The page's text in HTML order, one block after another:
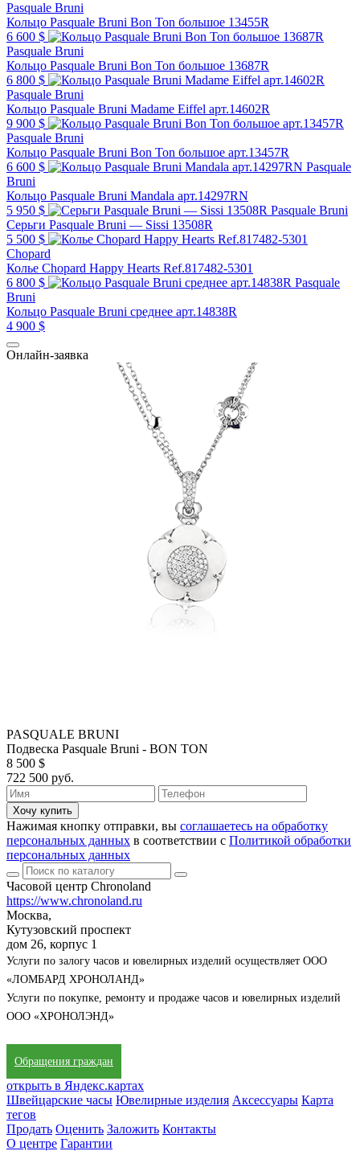
Pasquale Bruni
Кольцо Pasquale Bruni Bon Ton большое 13455R
6 600 $
Pasquale Bruni
Кольцо Pasquale Bruni Bon Ton большое 13687R
6 800 $
Pasquale Bruni
Кольцо Pasquale Bruni Madame Eiffel арт.14602R
9 900 $
Pasquale Bruni
Кольцо Pasquale Bruni Bon Ton большое арт.13457R
6 600 $
Pasquale
Bruni
Кольцо Pasquale Bruni Mandala арт.14297RN
5 950 $
Pasquale Bruni
Серьги Pasquale Bruni — Sissi 13508R
5 500 $
Chopard
Колье Chopard Happy Hearts Ref.817482-5301
6 800 $
Pasquale
Bruni
Кольцо Pasquale Bruni среднее арт.14838R
4 900 $
Онлайн-заявка
PASQUALE BRUNI
Подвеска Pasquale Bruni - BON TON
8 500 $
722 500 руб.
Хочу купить
Нажимая кнопку отправки, вы соглашаетесь на обработку
персональных данных в соответствии с Политикой обработки
персональных данных
Часовой центр Chronoland
https://www.chronoland.ru
Москва,
Кутузовский проспект
дом 26, корпус 1
Услуги по залогу часов и ювелирных изделий осуществляет ООО
«ЛОМБАРД ХРОНОЛАНД»
Услуги по покупке, ремонту и продаже часов и ювелирных изделий
ООО «ХРОНОЛЭНД»
Обращения граждан
открыть в Яндекс.картах
Швейцарские часы Ювелирные изделия Аксессуары Карта
тегов
Продать Оценить Заложить Контакты
О центре Гарантии